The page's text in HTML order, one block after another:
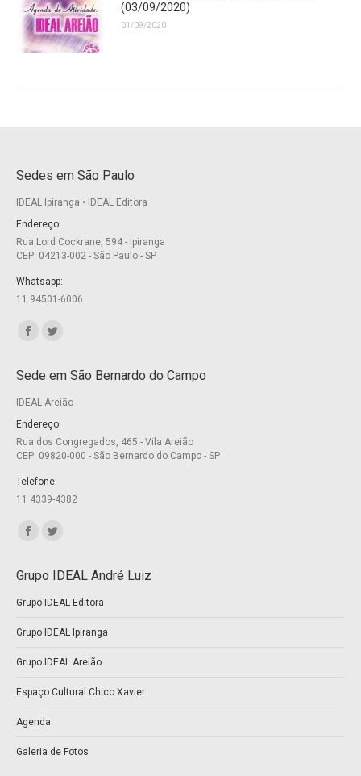
(03/09/2020)
01/09/2020
Sedes em São Paulo
IDEAL Ipiranga • IDEAL Editora
Endereço:
Rua Lord Cockrane, 594 - Ipiranga
CEP: 04213-002 - São Paulo - SP
Whatsapp:
11 94501-6006
Encontre-nos em:
opens
in
new
window
opens
in
new
window
Sede em São Bernardo do Campo
IDEAL Areião
Endereço:
Rua dos Congregados, 465 - Vila Areião
CEP: 09820-000 - São Bernardo do Campo - SP
Telefone:
11 4339-4382
Encontre-nos em:
opens
in
opens
in
Grupo IDEAL André Luiz
Grupo IDEAL Editora
Grupo IDEAL Ipiranga
Grupo IDEAL Areião
Espaço Cultural Chico Xavier
Agenda
Galeria de Fotos